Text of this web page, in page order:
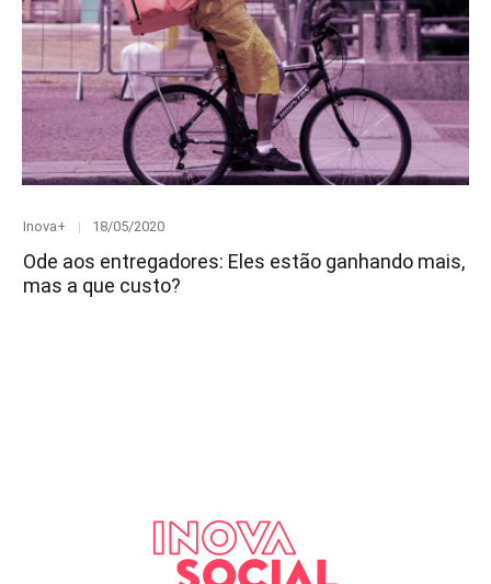
Category
Inova+
Posted
18/05/2020
Ode aos entregadores: Eles estão ganhando mais,
mas a que custo?